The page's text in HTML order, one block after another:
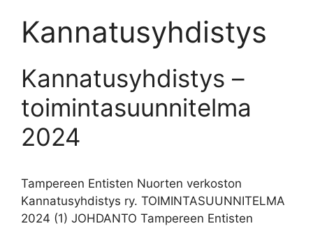
Kannatusyhdistys
Kannatusyhdistys –
toimintasuunnitelma
2024
Tampereen Entisten Nuorten verkoston
Kannatusyhdistys ry. TOIMINTASUUNNITELMA
2024 (1) JOHDANTO Tampereen Entisten